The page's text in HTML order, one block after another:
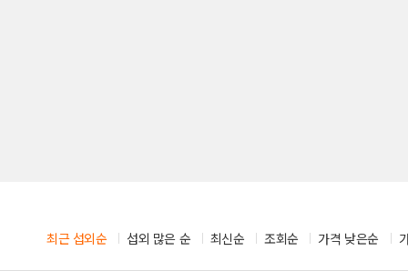
최근 섭외순 섭외 많은 순 최신순 조회순 가격 낮은순